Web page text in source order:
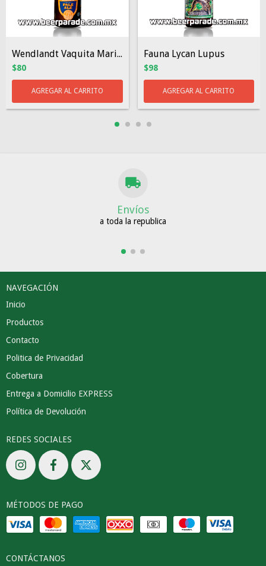
Wendlandt Vaquita Marina
$80
Fauna Lycan Lupus
$98
Envíos
a toda la republica
NAVEGACIÓN
Inicio
Productos
Contacto
Politica de Privacidad
Cobertura
Entrega a Domicilio EXPRESS
Política de Devolución
REDES SOCIALES
MÉTODOS DE PAGO
CONTÁCTANOS